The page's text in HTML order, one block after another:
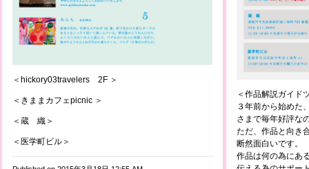
＜hickory03travelers 2F ＞
＜きままカフェpicnic ＞
＜蔵 織＞
＜医学町ビル＞
＜作品解説ガイド
３年前から始めた
さまで毎年好評な
ただ、作品と向き
断然面白いです。
作品は何の為にあ